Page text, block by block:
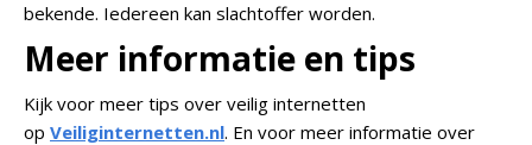
bekende. Iedereen kan slachtoffer worden.
Meer informatie en tips
Kijk voor meer tips over veilig internetten
op Veiliginternetten.nl. En voor meer informatie over